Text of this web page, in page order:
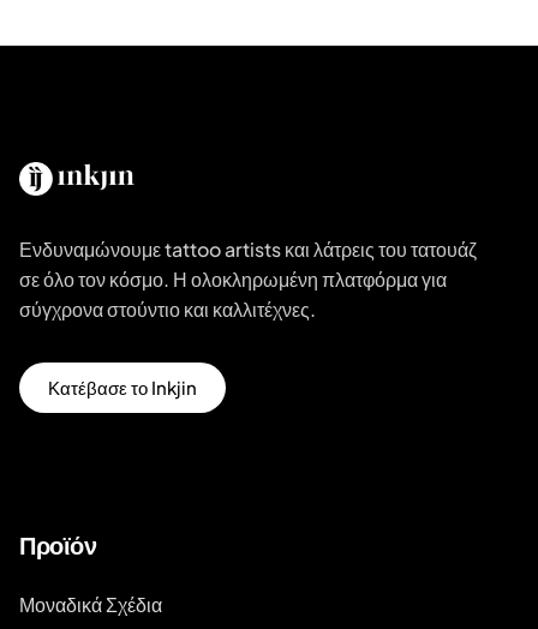
Ενδυναμώνουμε tattoo artists και λάτρεις του τατουάζ
σε όλο τον κόσμο. Η ολοκληρωμένη πλατφόρμα για
σύγχρονα στούντιο και καλλιτέχνες.
Κατέβασε το Inkjin
Προϊόν
Μοναδικά Σχέδια